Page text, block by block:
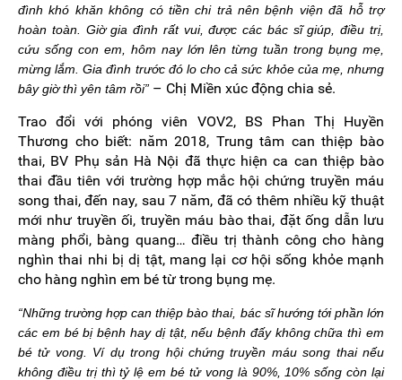
đình khó khăn không có tiền chi trả nên bệnh viện đã hỗ trợ
hoàn toàn. Giờ gia đình rất vui, được các bác sĩ giúp, điều trị,
cứu sống con em, hôm nay lớn lên từng tuần trong bụng mẹ,
mừng lắm. Gia đình trước đó lo cho cả sức khỏe của mẹ, nhưng
bây giờ thì yên tâm rồi” – Chị Miền xúc động chia sẻ.
Trao đổi với phóng viên VOV2, BS Phan Thị Huyền
Thương cho biết: năm 2018, Trung tâm can thiệp bào
thai, BV Phụ sản Hà Nội đã thực hiện ca can thiệp bào
thai đầu tiên với trường hợp mắc hội chứng truyền máu
song thai, đến nay, sau 7 năm, đã có thêm nhiều kỹ thuật
mới như truyền ối, truyền máu bào thai, đặt ống dẫn lưu
màng phổi, bàng quang… điều trị thành công cho hàng
nghìn thai nhi bị dị tật, mang lại cơ hội sống khỏe mạnh
cho hàng nghìn em bé từ trong bụng mẹ.
“Những trường hợp can thiệp bào thai, bác sĩ hướng tới phần lớn
các em bé bị bệnh hay dị tật, nếu bệnh đấy không chữa thì em
bé tử vong. Ví dụ trong hội chứng truyền máu song thai nếu
không điều trị thì tỷ lệ em bé tử vong là 90%, 10% sống còn lại